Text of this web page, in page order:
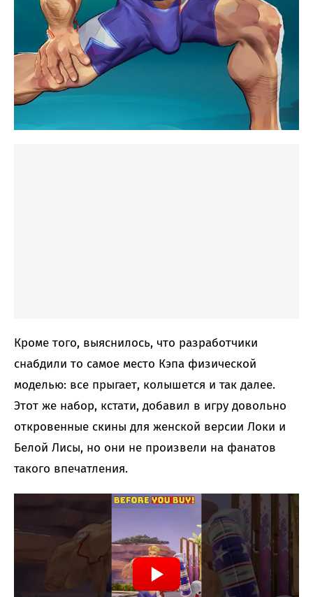
Кроме того, выяснилось, что разработчики
снабдили то самое место Кэпа физической
моделью: все прыгает, колышется и так далее.
Этот же набор, кстати, добавил в игру довольно
откровенные скины для женской версии Локи и
Белой Лисы, но они не произвели на фанатов
такого впечатления.